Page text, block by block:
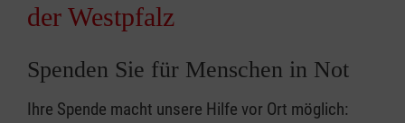
der Westpfalz
Spenden Sie für Menschen in Not
Ihre Spende macht unsere Hilfe vor Ort möglich: